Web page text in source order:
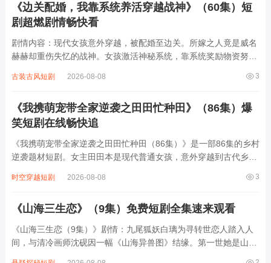
《边关配婚，我靠系统养活穿越战神》（60集）短
剧超燃剧情畅快看
剧情内容：现代女孩意外穿越，被配婚至边关。所嫁之人竟是威名
赫赫却重伤失忆的战神。女孩激活神秘系统，靠系统奖励物资努力
动，有人妄图对战神不利。女孩与战神携手应对，凭借系统与智慧
3
古装古风短剧 2026-08-08
《我携萌宠带全家逆袭之田田忙种田》（86集）爆
笑短剧在线畅快追
《我携萌宠带全家逆袭之田田忙种田（86集）》是一部86集的乡村
逆袭题材短剧。女主田田本是现代普通女孩，意外穿越到古代乡
家人一起开启种田逆袭之路。从开垦荒地、种植作物，到改良农
3
时空穿越短剧 2026-08-08
《山海三生恋》（9集）免费短剧全集速来观看
《山海三生恋（9集）》剧情：九尾狐妖白璃为寻转世恋人踏入人
间，与清冷画师沈砚因一幅《山海异兽图》结缘。第一世她是山间